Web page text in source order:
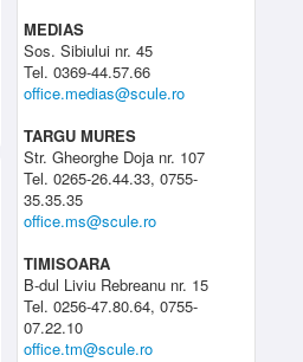
MEDIAS
Sos. Sibiului nr. 45
Tel. 0369-44.57.66
office.medias@scule.ro
TARGU MURES
Str. Gheorghe Doja nr. 107
Tel. 0265-26.44.33, 0755-
35.35.35
office.ms@scule.ro
TIMISOARA
B-dul Liviu Rebreanu nr. 15
Tel. 0256-47.80.64, 0755-
07.22.10
office.tm@scule.ro